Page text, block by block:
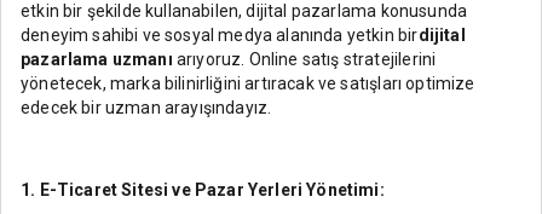
etkin bir şekilde kullanabilen, dijital pazarlama konusunda
deneyim sahibi ve sosyal medya alanında yetkin birdijital
pazarlama uzmanı arıyoruz. Online satış stratejilerini
yönetecek, marka bilinirliğini artıracak ve satışları optimize
edecek bir uzman arayışındayız.
1. E-Ticaret Sitesi ve Pazar Yerleri Yönetimi: